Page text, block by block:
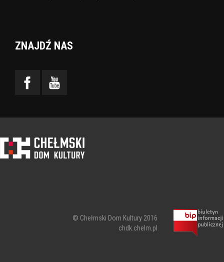
ZNAJDŹ NAS
© Chełmski Dom Kultury 2016
chdk.chelm.pl